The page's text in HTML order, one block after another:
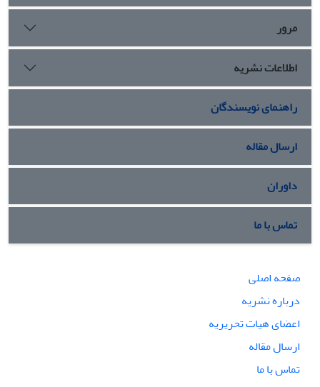
مرور
اطلاعات نشریه
راهنمای نویسندگان
ارسال مقاله
داوران
تماس با ما
صفحه اصلی
درباره نشریه
اعضای هیات تحریریه
ارسال مقاله
تماس با ما